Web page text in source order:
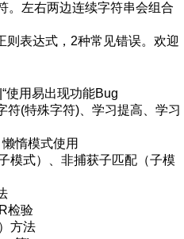
。左右两边连续字符串会组合
则表达式，2种常见错误。欢迎
使用易出现功能Bug
符(特殊字符)、学习提高、学习
惰模式使用
模式）、非捕获子匹配（子模
检验
方法